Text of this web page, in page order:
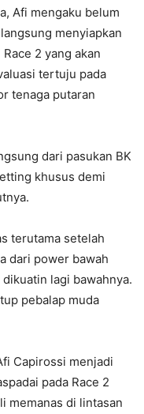
Afi mengaku belum
menyiapkan
2 yang akan
tertuju pada
tenaga putaran
dari pasukan BK
khusus demi
terutama setelah
dari power bawah
lagi bawahnya.
pebalap muda
Capirossi menjadi
pada Race 2
memanas di lintasan